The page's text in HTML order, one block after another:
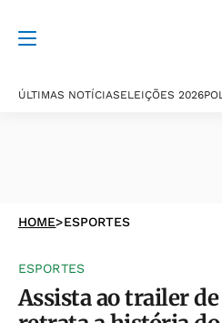
ÚLTIMAS NOTÍCIASELEIÇÕES 2026
HOME>ESPORTES
ESPORTES
Assista ao trailer